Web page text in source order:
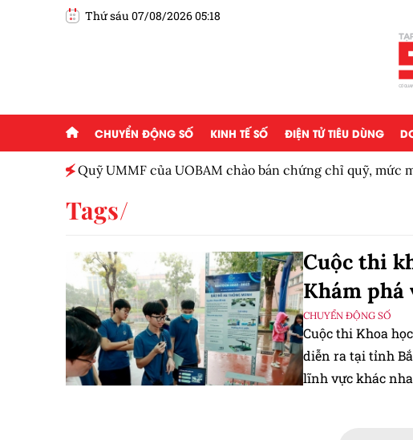
Thứ sáu 07/08/2026 05:18
CHUYỂN ĐỘNG SỐ KINH TẾ SỐ ĐIỆN TỬ TIÊU DÙNG
Quỹ UMMF của UOBAM chào bán chứng chỉ quỹ, mức
Tags
Cuộc thi
Khám phá
CHUYỂN ĐỘNG SỐ
Cuộc thi Khoa
diễn ra tại tỉnh
lĩnh vực khác